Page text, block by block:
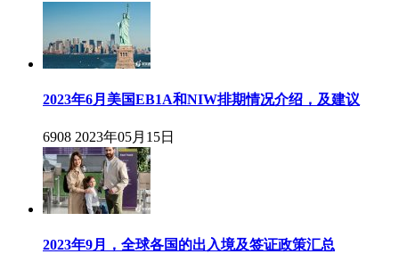
2023年6月美国EB1A和NIW排期情况介绍，及建议
6908 2023年05月15日
2023年9月，全球各国的出入境及签证政策汇总